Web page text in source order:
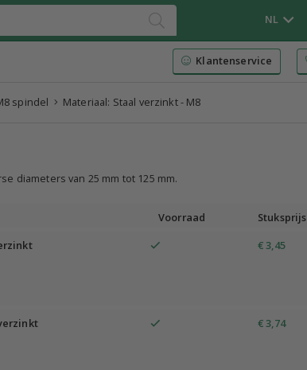
NL
Klantenservice
spindel Materiaal: Staal verzinkt - M8
diameters van 25 mm tot 125 mm.
Voorraad Stuksprijs
€ 3,45
€ 3,74